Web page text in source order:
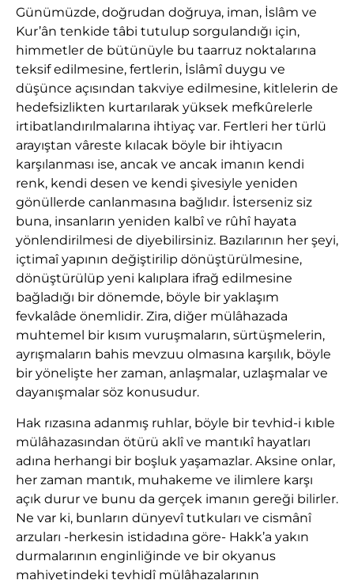
Günümüzde, doğrudan doğruya, iman, İslâm ve
Kur’ân tenkide tâbi tutulup sorgulandığı için,
himmetler de bütünüyle bu taarruz noktalarına
teksif edilmesine, fertlerin, İslâmî duygu ve
düşünce açısından takviye edilmesine, kitlelerin de
hedefsizlikten kurtarılarak yüksek mefkûrelerle
irtibatlandırılmalarına ihtiyaç var. Fertleri her türlü
arayıştan vâreste kılacak böyle bir ihtiyacın
karşılanması ise, ancak ve ancak imanın kendi
renk, kendi desen ve kendi şivesiyle yeniden
gönüllerde canlanmasına bağlıdır. İsterseniz siz
buna, insanların yeniden kalbî ve rûhî hayata
yönlendirilmesi de diyebilirsiniz. Bazılarının her şeyi,
içtimaî yapının değiştirilip dönüştürülmesine,
dönüştürülüp yeni kalıplara ifrağ edilmesine
bağladığı bir dönemde, böyle bir yaklaşım
fevkalâde önemlidir. Zira, diğer mülâhazada
muhtemel bir kısım vuruşmaların, sürtüşmelerin,
ayrışmaların bahis mevzuu olmasına karşılık, böyle
bir yönelişte her zaman, anlaşmalar, uzlaşmalar ve
dayanışmalar söz konusudur.
Hak rızasına adanmış ruhlar, böyle bir tevhid-i kıble
mülâhazasından ötürü aklî ve mantıkî hayatları
adına herhangi bir boşluk yaşamazlar. Aksine onlar,
her zaman mantık, muhakeme ve ilimlere karşı
açık durur ve bunu da gerçek imanın gereği bilirler.
Ne var ki, bunların dünyevî tutkuları ve cismânî
arzuları -herkesin istidadına göre- Hakk’a yakın
durmalarının enginliğinde ve bir okyanus
mahiyetindeki tevhidî mülâhazalarının